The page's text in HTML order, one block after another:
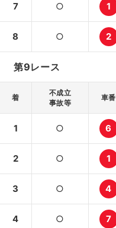
7 ○ 1
8 ○ 2
第9レース
着
不成立
事故等
車番
1 ○ 6
2 ○ 1
3 ○ 4
4 ○ 7